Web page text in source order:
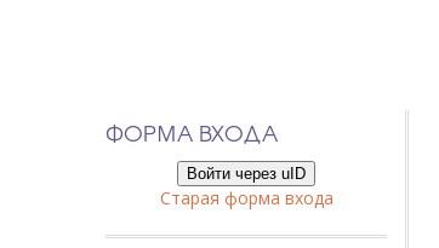
ФОРМА ВХОДА
Войти через uID
Старая форма входа